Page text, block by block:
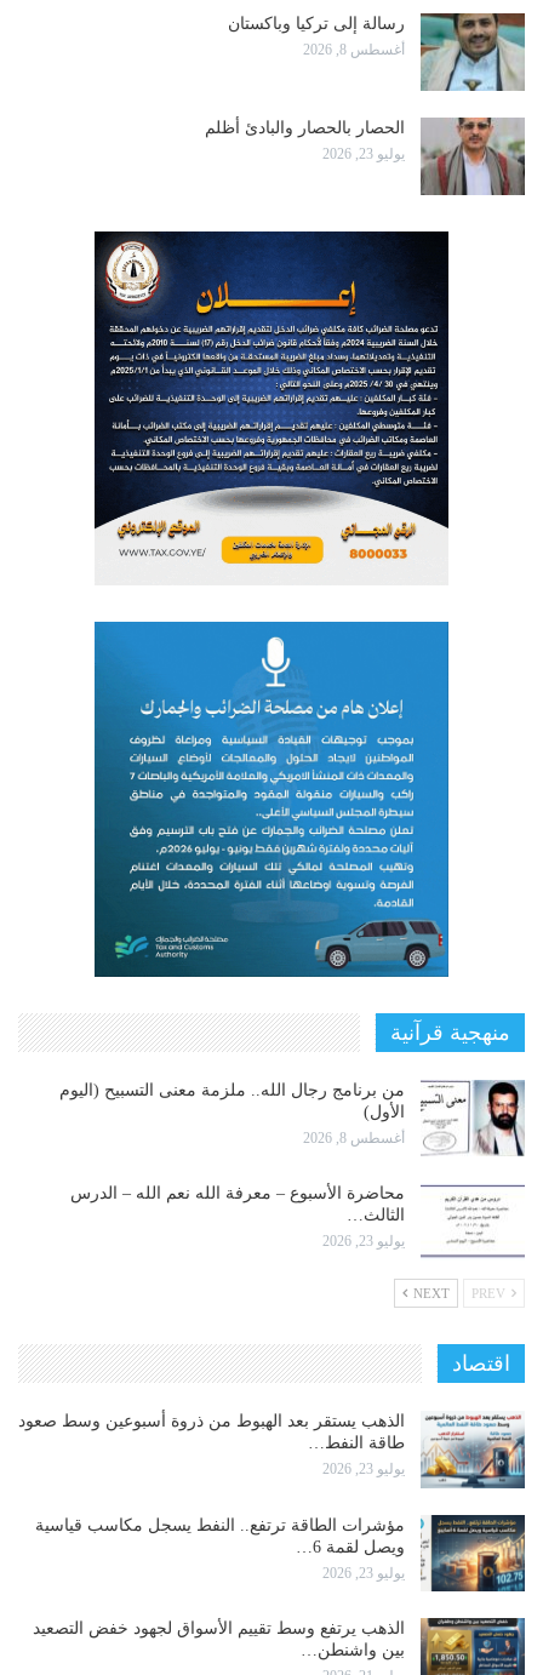
رسالة إلى تركيا وباكستان
أغسطس 8, 2026
الحصار بالحصار والبادئ أظلم
يوليو 23, 2026
منهجية قرآنية
من برنامج رجال الله.. ملزمة معنى التسبيح (اليوم
الأول)
أغسطس 8, 2026
محاضرة الأسبوع – معرفة الله نعم الله – الدرس
الثالث…
يوليو 23, 2026
NEXT
اقتصاد
الذهب يستقر بعد الهبوط من ذروة أسبوعين وسط صعود
طاقة النفط…
يوليو 23, 2026
مؤشرات الطاقة ترتفع.. النفط يسجل مكاسب قياسية
ويصل لقمة 6…
يوليو 23, 2026
الذهب يرتفع وسط تقييم الأسواق لجهود خفض التصعيد
بين واشنطن…